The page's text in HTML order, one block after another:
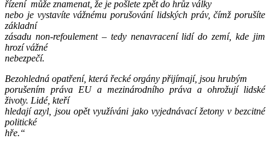
řízení může znamenat, že je pošlete zpět do hrůz války
nebo je vystavíte vážnému porušování lidských práv, čímž porušíte
základní
zásadu non-refoulement – tedy nenavracení lidí do zemí, kde jim
hrozí vážné
nebezpečí.
Bezohledná opatření, která řecké orgány přijímají, jsou hrubým
porušením práva EU a mezinárodního práva a ohrožují lidské
životy. Lidé, kteří
hledají azyl, jsou opět využíváni jako vyjednávací žetony v bezcitné
politické
hře.“